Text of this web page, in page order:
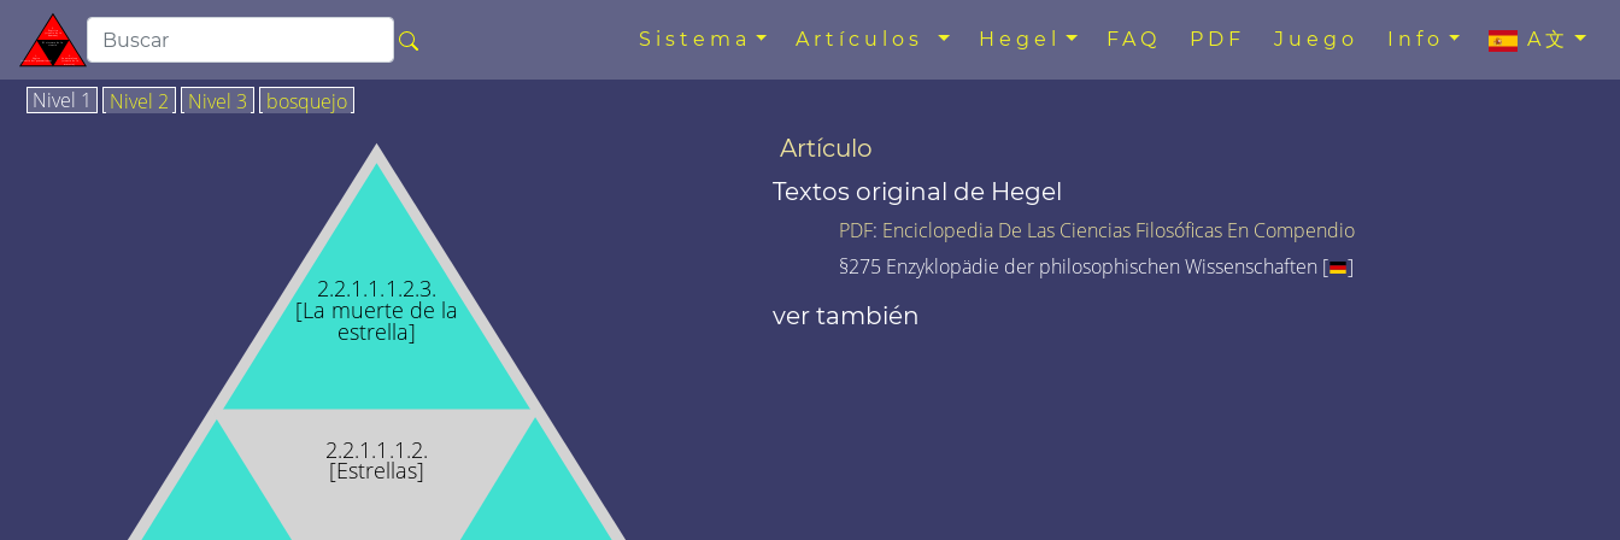
Sistema Artículos Hegel FAQ PDF Juego Info A文
Nivel 1 Nivel 2 Nivel 3 bosquejo
2.2.1.1.1.2.
[Estrellas]
2.2.1.1.1.2.3.
[La muerte de la
estrella]
Artículo
Textos original de Hegel
PDF: Enciclopedia De Las Ciencias Filosóficas En Compendio
§275 Enzyklopädie der philosophischen Wissenschaften [
]
ver también